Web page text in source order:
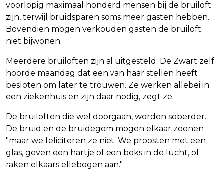
voorlopig maximaal honderd mensen bij de bruiloft
zijn, terwijl bruidsparen soms meer gasten hebben.
Bovendien mogen verkouden gasten de bruiloft
niet bijwonen.
Meerdere bruiloften zijn al uitgesteld. De Zwart zelf
hoorde maandag dat een van haar stellen heeft
besloten om later te trouwen. Ze werken allebei in
een ziekenhuis en zijn daar nodig, zegt ze.
De bruiloften die wel doorgaan, worden soberder.
De bruid en de bruidegom mogen elkaar zoenen
"maar we feliciteren ze niet. We proosten met een
glas, geven een hartje of een boks in de lucht, of
raken elkaars ellebogen aan."